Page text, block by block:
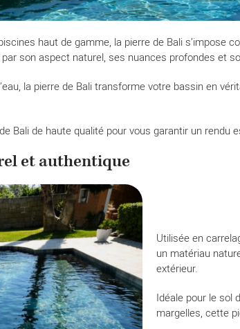
haut de gamme, la pierre de Bali
son aspect naturel, ses nuances profondes et
la pierre de Bali transforme votre bassin en
Bali de haute qualité pour vous garantir un
et authentique
Utilisée en
un matériau
extérieur.
Idéale pour le sol
margelles, cette